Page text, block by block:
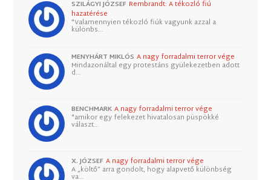
SZILÁGYI JÓZSEF Rembrandt: A tékozló fiú
hazatérése
"Valamennyien tékozló fiúk vagyunk azzal a
különbs…
MENYHÁRT MIKLÓS A nagy forradalmi terror vége
Mindazonáltal egy protestáns gyülekezetben adott
d…
BENCHMARK A nagy forradalmi terror vége
"amikor egy felekezet hivatalosan püspökké
választ…
X. JÓZSEF A nagy forradalmi terror vége
A „költő” arra gondolt, hogy alapvető különbség
va…